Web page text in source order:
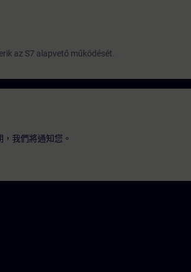
az S7 alapvető működését.
我們將通知您。